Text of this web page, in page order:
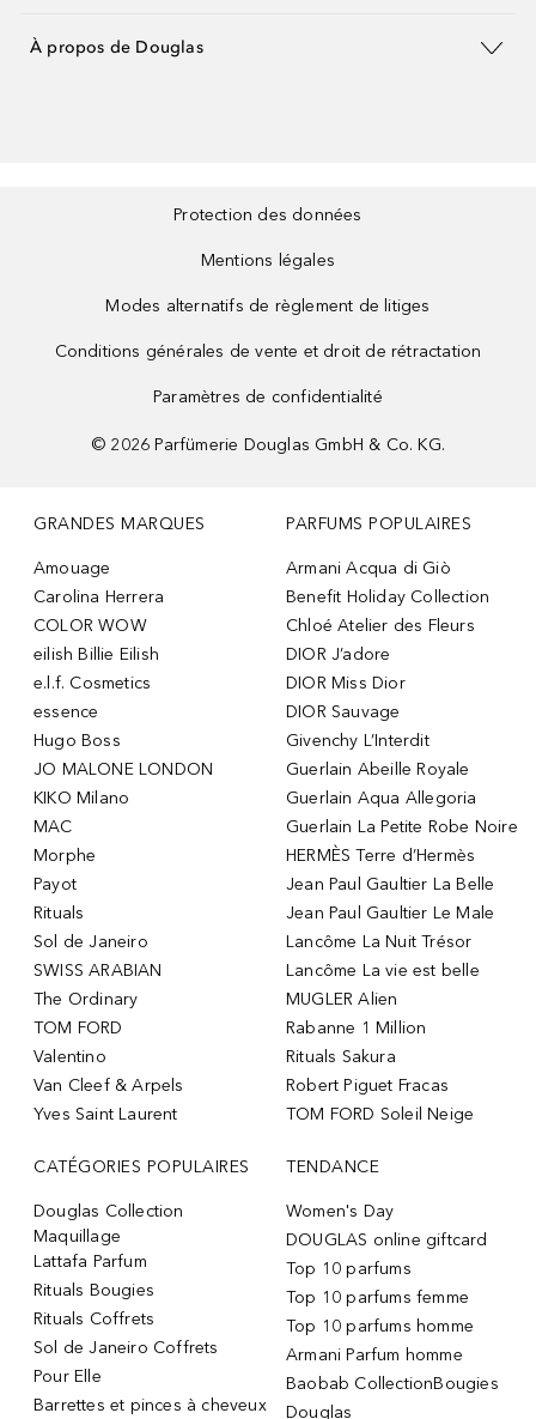
À propos de Douglas
Protection des données
Mentions légales
Modes alternatifs de règlement de litiges
Conditions générales de vente et droit de rétractation
Paramètres de confidentialité
© 2026 Parfümerie Douglas GmbH & Co. KG.
GRANDES MARQUES
Amouage
Carolina Herrera
COLOR WOW
eilish Billie Eilish
e.l.f. Cosmetics
essence
Hugo Boss
JO MALONE LONDON
KIKO Milano
MAC
Morphe
Payot
Rituals
Sol de Janeiro
SWISS ARABIAN
The Ordinary
TOM FORD
Valentino
Van Cleef & Arpels
Yves Saint Laurent
PARFUMS POPULAIRES
Armani Acqua di Giò
Benefit Holiday Collection
Chloé Atelier des Fleurs
DIOR J’adore
DIOR Miss Dior
DIOR Sauvage
Givenchy L’Interdit
Guerlain Abeille Royale
Guerlain Aqua Allegoria
Guerlain La Petite Robe Noire
HERMÈS Terre d’Hermès
Jean Paul Gaultier La Belle
Jean Paul Gaultier Le Male
Lancôme La Nuit Trésor
Lancôme La vie est belle
MUGLER Alien
Rabanne 1 Million
Rituals Sakura
Robert Piguet Fracas
TOM FORD Soleil Neige
CATÉGORIES POPULAIRES
Douglas Collection
Maquillage
Lattafa Parfum
Rituals Bougies
Rituals Coffrets
Sol de Janeiro Coffrets
Pour Elle
Barrettes et pinces à cheveux
TENDANCE
Women's Day
DOUGLAS online giftcard
Top 10 parfums
Top 10 parfums femme
Top 10 parfums homme
Armani Parfum homme
Baobab CollectionBougies
Douglas